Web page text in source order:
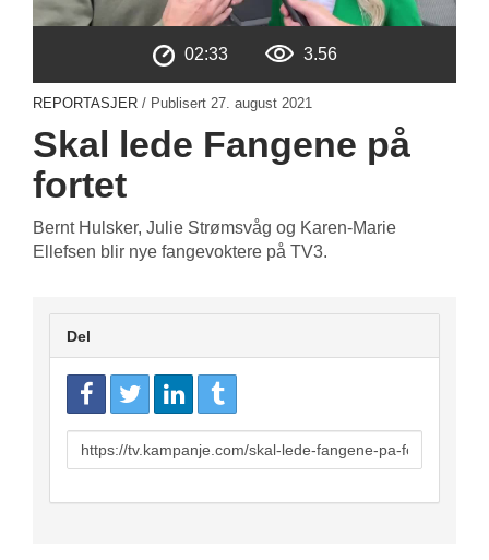
02:33 3.56
REPORTASJER / Publisert 27. august 2021
Skal lede Fangene på
fortet
Bernt Hulsker, Julie Strømsvåg og Karen-Marie
Ellefsen blir nye fangevoktere på TV3.
Del
URL
to